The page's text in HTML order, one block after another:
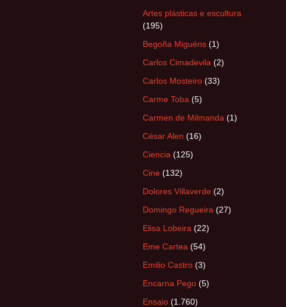
Artes plásticas e escultura
(195)
Begoña Miguéns (1)
Carlos Cimadevila (2)
Carlos Mosteiro (33)
Carme Toba (5)
Carmen de Milmanda (1)
César Alen (16)
Ciencia (125)
Cine (132)
Dolores Villaverde (2)
Domingo Regueira (27)
Elisa Lobeira (22)
Eme Cartea (54)
Emilio Castro (3)
Encarna Pego (5)
Ensaio (1.760)